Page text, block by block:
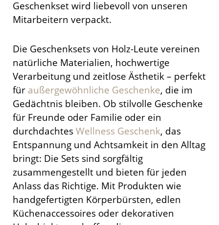
Geschenkset wird liebevoll von unseren
Mitarbeitern verpackt.
Die Geschenksets von Holz-Leute vereinen
natürliche Materialien, hochwertige
Verarbeitung und zeitlose Ästhetik – perfekt
für außergewöhnliche Geschenke, die im
Gedächtnis bleiben. Ob stilvolle Geschenke
für Freunde oder Familie oder ein
durchdachtesWellness Geschenk, das
Entspannung und Achtsamkeit in den Alltag
bringt: Die Sets sind sorgfältig
zusammengestellt und bieten für jeden
Anlass das Richtige. Mit Produkten wie
handgefertigten Körperbürsten, edlen
Küchenaccessoires oder dekorativen